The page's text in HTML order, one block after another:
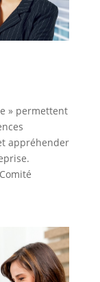
» permettent
appréhender